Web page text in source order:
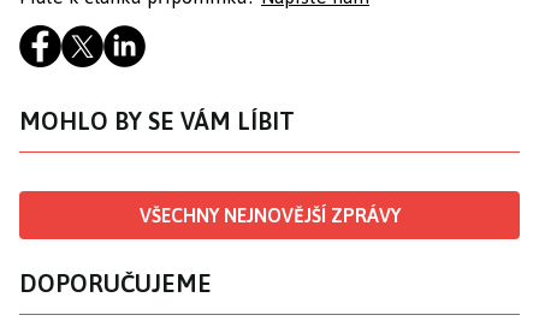
MOHLO BY SE VÁM LÍBIT
VŠECHNY NEJNOVĚJŠÍ ZPRÁVY
DOPORUČUJEME